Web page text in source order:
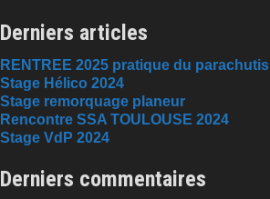
Derniers articles
RENTREE 2025 pratique du
Stage Hélico 2024
Stage remorquage planeur
Rencontre SSA TOULOUSE 2024
Stage VdP 2024
Derniers commentaires